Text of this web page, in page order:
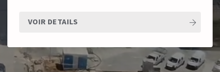
VOIR DETAILS